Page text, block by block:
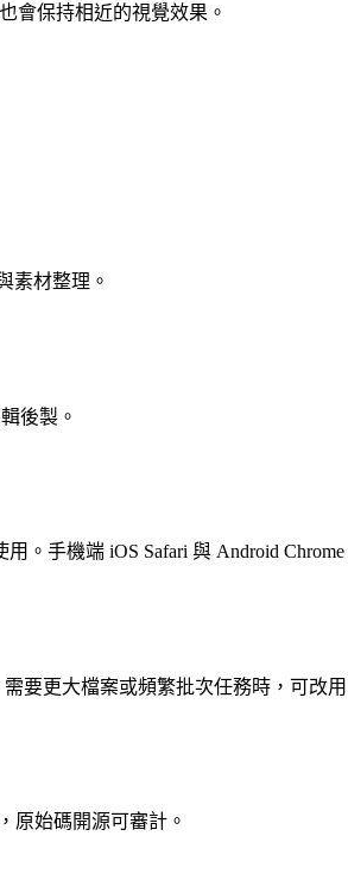
會保持相近的視覺效果。
素材整理。
後製。
。手機端 iOS Safari 與 Android
要更大檔案或頻繁批次任務時，可改用
原始碼開源可審計。